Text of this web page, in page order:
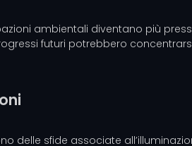
ambientali diventano più
futuri potrebbero
delle sfide associate